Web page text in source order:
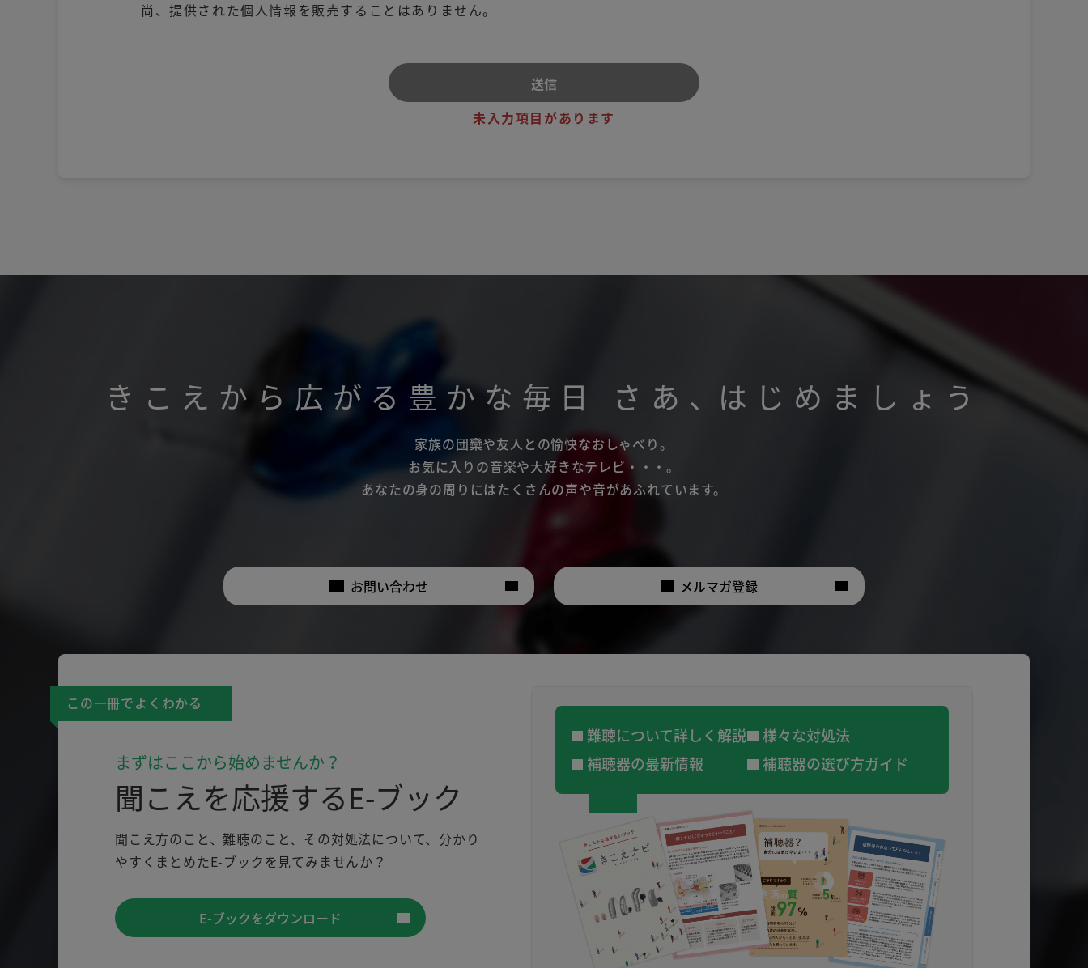
尚、提供された個人情報を販売することはありません。
未入力項目があります
きこえから広がる豊かな毎日 さあ 、 はじめましょう
家族の団欒や友人との愉快なおしゃべり。
お気に入りの音楽や大好きなテレビ・・・。
あなたの身の周りにはたくさんの声や音があふれています。
お問い合わせ メルマガ登録
この一冊でよくわかる
まずはここから始めませんか？
聞こえを応援するE-ブック
聞こえ方のこと、難聴のこと、その対処法について、分かり
やすくまとめたE-ブックを見てみませんか？
E-ブックをダウンロード
難聴について詳しく解説
様々な対処法
補聴器の最新情報
補聴器の選び方ガイド